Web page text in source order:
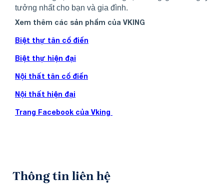
tưởng nhất cho bạn và gia đình.
Xem thêm các sản phẩm của VKING
Biệt thự tân cổ điển
Biệt thự hiện đại
Nội thất tân cổ điển
Nội thất hiện đại
Trang Facebook của Vking
Thông tin liên hệ